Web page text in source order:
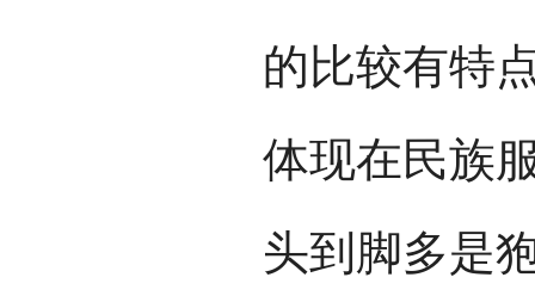
的比较有特
体现在民族
头到脚多是